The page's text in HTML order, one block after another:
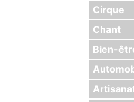
Cirque
Chant
Bien-